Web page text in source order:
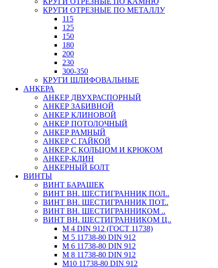
КРУГИ ОТРЕЗНЫЕ ПО МЕТАЛЛУ
115
125
150
180
200
230
300-350
КРУГИ ШЛИФОВАЛЬНЫЕ
АНКЕРА
АНКЕР ДВУХРАСПОРНЫЙ
АНКЕР ЗАБИВНОЙ
АНКЕР КЛИНОВОЙ
АНКЕР ПОТОЛОЧНЫЙ
АНКЕР РАМНЫЙ
АНКЕР С ГАЙКОЙ
АНКЕР С КОЛЬЦОМ И КРЮКОМ
АНКЕР-КЛИН
АНКЕРНЫЙ БОЛТ
ВИНТЫ
ВИНТ БАРАШЕК
ВИНТ ВН. ШЕСТИГРАННИК ПОЛ..
ВИНТ ВН. ШЕСТИГРАННИК ПОТ..
ВИНТ ВН. ШЕСТИГРАННИКОМ ..
ВИНТ ВН. ШЕСТИГРАННИКОМ Ц..
М 4 DIN 912 (ГОСТ 11738)
М 5 11738-80 DIN 912
М 6 11738-80 DIN 912
М 8 11738-80 DIN 912
М10 11738-80 DIN 912